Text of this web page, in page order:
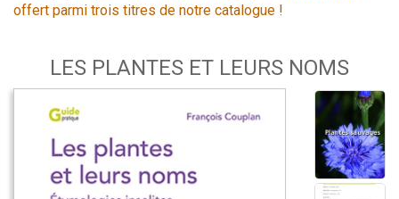
offert parmi trois titres de notre catalogue !
LES PLANTES ET LEURS NOMS